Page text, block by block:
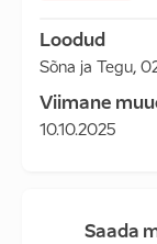
Loodud
Sõna ja Tegu,
Viimane
10.10.2025
Saada